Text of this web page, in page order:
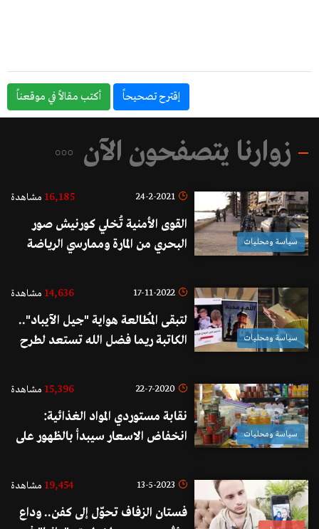
إقترح تصحيحاً أكتب مقالاً في موقعناً
زوارنا يتصفحون الآن
سياسة ومحليات
24-2-2021
16,185 مشاهدة
القوى الأمنية تُخلي كورنيش صور
البحري من المارة وممارسي الرياضة
سياسة ومحليات
17-11-2022
14,636 مشاهدة
لتبقى المُطالعة هواية "جيل الآيباد"..
الكاتبة ريما فضل الله تستعد لطرح
شيّق يناسب مختلف الأعمار
سياسة ومحليات
22-7-2020
15,396 مشاهدة
نقابة مستوردي المواد الغذائية:
انخفاض الاسعار سيبدأ بالظهور على
13-5-2023
19,454 مشاهدة
فستان الزفاف تحوّل إلى كفن.. وداع